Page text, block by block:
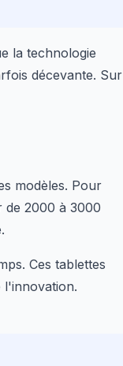
la technologie
décevante. Sur
modèles. Pour
de 2000 à 3000
Ces tablettes
l'innovation.